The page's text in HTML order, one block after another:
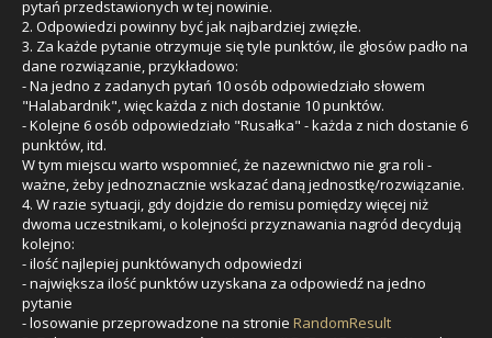
pytań przedstawionych w tej nowinie.
2. Odpowiedzi powinny być jak najbardziej zwięzłe.
3. Za każde pytanie otrzymuje się tyle punktów, ile głosów padło na
dane rozwiązanie, przykładowo:
- Na jedno z zadanych pytań 10 osób odpowiedziało słowem
"Halabardnik", więc każda z nich dostanie 10 punktów.
- Kolejne 6 osób odpowiedziało "Rusałka" - każda z nich dostanie 6
punktów, itd.
W tym miejscu warto wspomnieć, że nazewnictwo nie gra roli -
ważne, żeby jednoznacznie wskazać daną jednostkę/rozwiązanie.
4. W razie sytuacji, gdy dojdzie do remisu pomiędzy więcej niż
dwoma uczestnikami, o kolejności przyznawania nagród decydują
kolejno:
- ilość najlepiej punktówanych odpowiedzi
- największa ilość punktów uzyskana za odpowiedź na jedno
pytanie
- losowanie przeprowadzone na stronie RandomResult